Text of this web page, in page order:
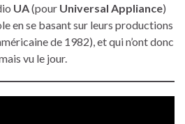
UA(pour Universal Appliance)
en se basant sur leurs productions
de 1982), et qui n’ont donc
vu le jour.